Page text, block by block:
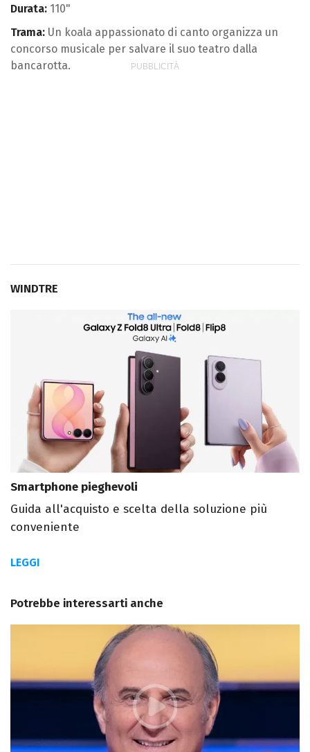
Durata: 110"
Trama: Un koala appassionato di canto organizza un
concorso musicale per salvare il suo teatro dalla
bancarotta.
WINDTRE
Smartphone pieghevoli
Guida all'acquisto e scelta della soluzione più
conveniente
LEGGI
Potrebbe interessarti anche